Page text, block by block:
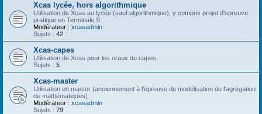
Xcas lycée, hors algorithmique
Utilisation de Xcas au lycée (sauf algorithmique), y compris projet d'epreuve
pratique en Terminale S
Modérateur : xcasadmin
Sujets : 42
Xcas-capes
Utilisation de Xcas pour les oraux du capes.
Sujets : 5
Xcas-master
Utilisation en master (anciennement à l'épreuve de modélisation de l'agrégation
de mathématiques)
Modérateur : xcasadmin
Sujets : 79